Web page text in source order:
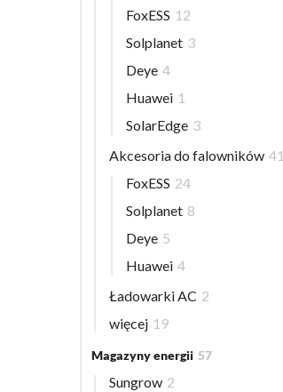
FoxESS 12
Solplanet 3
Deye 4
Huawei 1
SolarEdge 3
Akcesoria do falowników 41
FoxESS 24
Solplanet 8
Deye 5
Huawei 4
Ładowarki AC 2
więcej 19
Magazyny energii 57
Sungrow 2